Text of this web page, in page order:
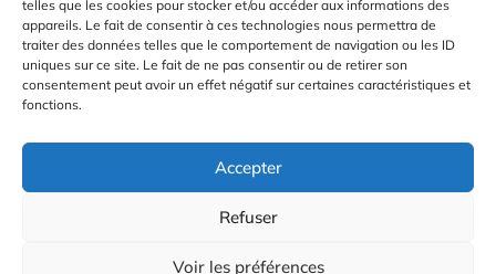
telles que les cookies pour stocker et/ou accéder aux informations des
appareils. Le fait de consentir à ces technologies nous permettra de
traiter des données telles que le comportement de navigation ou les ID
uniques sur ce site. Le fait de ne pas consentir ou de retirer son
consentement peut avoir un effet négatif sur certaines caractéristiques et
fonctions.
Accepter
Refuser
Voir les préférences
Gestion des Cookies
© 2026 Radio Calade